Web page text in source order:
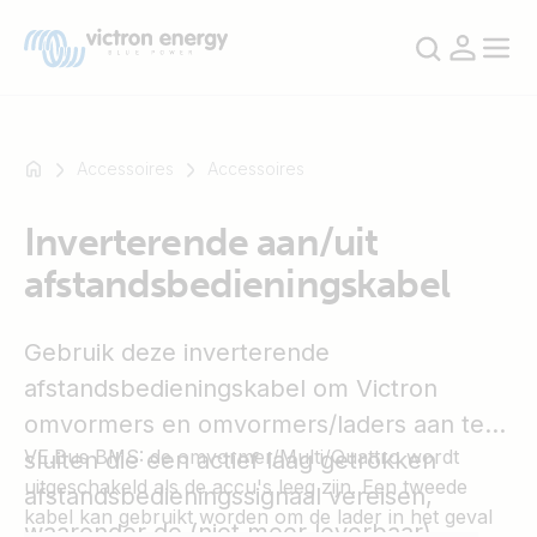
Bijvoorbeeld
SmartSolar
SmartShunt
Accessoires Accessoires
Inverterende aan/uit
afstandsbedieningskabel
Gebruik deze inverterende
afstandsbedieningskabel om Victron
omvormers en omvormers/laders aan te
sluiten die een actief laag getrokken
afstandsbedieningssignaal vereisen,
VE.Bus BMS: de omvormer/Multi/Quattro wordt
uitgeschakeld als de accu's leeg zijn. Een tweede
kabel kan gebruikt worden om de lader in het geval